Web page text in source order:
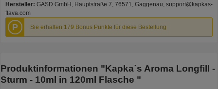
Hersteller: GASD GmbH, Hauptstraße 7, 76571, Gaggenau, support@kapkas-
flava.com
P Sie erhalten 179 Bonus Punkte für diese Bestellung
Produktinformationen "Kapka`s Aroma Longfill -
Sturm - 10ml in 120ml Flasche "